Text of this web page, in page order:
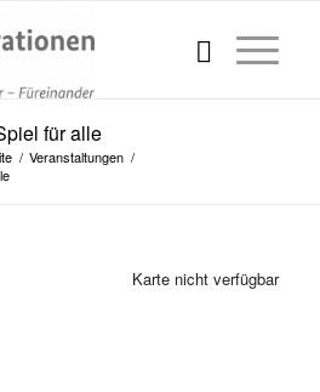
für alle
/ Veranstaltungen /
Karte nicht verfügbar